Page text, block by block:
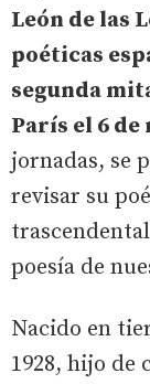
León de las
poéticas
segunda
París el 6 de
jornadas, se
revisar su
poesía de
Nacido en
1928, hijo de